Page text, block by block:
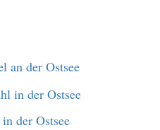
an der Ostsee
der Ostsee